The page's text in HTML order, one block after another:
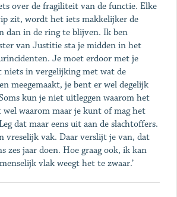
over de fragiliteit van de functie. Elke
zit, wordt het iets makkelijker de
dan in de ring te blijven. Ik ben
van Justitie sta je midden in het
Je moet erdoor met je
niets in vergelijking met wat de
meegemaakt, je bent er wel degelijk
kun je niet uitleggen waarom het
wel waarom maar je kunt of mag het
dat maar eens uit aan de slachtoffers.
vreselijk vak. Daar verslijt je van, dat
zes jaar doen. Hoe graag ook, ik kan
vlak weegt het te zwaar.’